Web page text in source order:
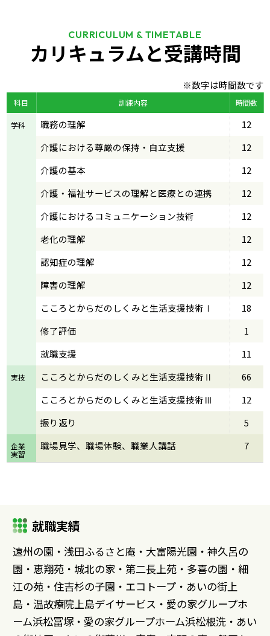
CURRICULUM & TIMETABLE
カリキュラムと受講時間
※数字は時間数です
科目 訓練内容 時間数
学科 職務の理解
12
介護における尊厳の保持・自立支援
12
介護の基本
12
介護・福祉サービスの理解と医療との連携
12
介護におけるコミュニケーション技術
12
老化の理解
12
認知症の理解
12
障害の理解
12
こころとからだのしくみと生活支援技術Ⅰ
18
修了評価
1
就職支援
11
実技 こころとからだのしくみと生活支援技術Ⅱ
66
こころとからだのしくみと生活支援技術Ⅲ
12
振り返り
5
企業
実習
職場見学、職場体験、職業人講話 7
就職実績
遠州の園・浅田ふるさと庵・大富陽光園・神久呂の
園・恵翔苑・城北の家・第二長上苑・多喜の園・細
江の苑・住吉杉の子園・エコトープ・あいの街上
島・温故療院上島デイサービス・愛の家グループホ
ーム浜松冨塚・愛の家グループホーム浜松根洗・あい